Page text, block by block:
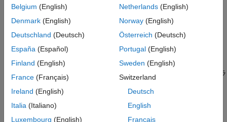
ようとすると、例外やクラッシュが発生する可能性があります。
例外として、可変引数リストによって文字列リテラルを可変個引
数関数に渡す場合は、このルールに違反しません。
ルール チェッカーは、以下への文字列リテラルの割り当てにフラ
グを設定します。
const char* 以外のデータ型のポインター。
Belgium (English)
Denmark (English)
Deutschland (Deutsch)
España (Español)
Finland (English)
France (Français)
Ireland (English)
Italia (Italiano)
Luxembourg (English)
Netherlands(English)
Norway(English)
Österreich (Deutsch)
Portugal(English)
Sweden (English)
Switzerland
Deutsch
English
Français